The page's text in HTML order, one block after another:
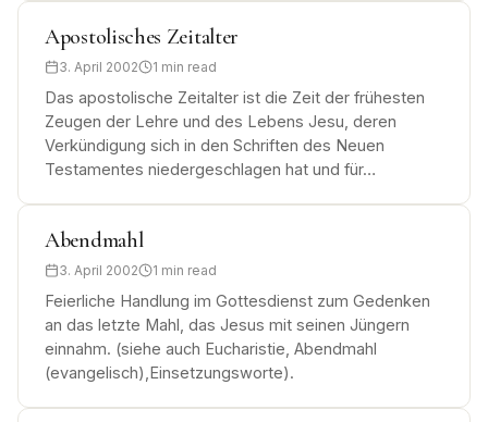
Apostolisches Zeitalter
3. April 2002 1 min read
Das apostolische Zeitalter ist die Zeit der frühesten
Zeugen der Lehre und des Lebens Jesu, deren
Verkündigung sich in den Schriften des Neuen
Testamentes niedergeschlagen hat und für…
Abendmahl
3. April 2002 1 min read
Feierliche Handlung im Gottesdienst zum Gedenken
an das letzte Mahl, das Jesus mit seinen Jüngern
einnahm. (siehe auch Eucharistie, Abendmahl
(evangelisch),Einsetzungsworte).